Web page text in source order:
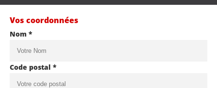
Vos coordonnées
Nom *
Code postal *